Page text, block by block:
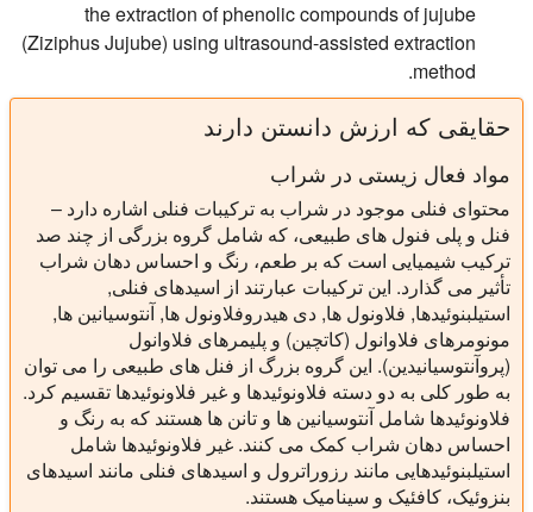
the extraction of phenolic compounds of jujube
(Ziziphus Jujube) using ultrasound-assisted extraction
method.
حقایقی که ارزش دانستن دارند
مواد فعال زیستی در شراب
محتوای فنلی موجود در شراب به ترکیبات فنلی اشاره دارد –
فنل و پلی فنول های طبیعی، که شامل گروه بزرگی از چند صد
ترکیب شیمیایی است که بر طعم، رنگ و احساس دهان شراب
تأثیر می گذارد. این ترکیبات عبارتند از اسیدهای فنلی,
استیلبنوئیدها, فلاونول ها, دی هیدروفلاونول ها, آنتوسیانین ها,
مونومرهای فلاوانول (کاتچین) و پلیمرهای فلاوانول
(پروآنتوسیانیدین). این گروه بزرگ از فنل های طبیعی را می توان
به طور کلی به دو دسته فلاونوئیدها و غیر فلاونوئیدها تقسیم کرد.
فلاونوئیدها شامل آنتوسیانین ها و تانن ها هستند که به رنگ و
احساس دهان شراب کمک می کنند. غیر فلاونوئیدها شامل
استیلبنوئیدهایی مانند رزوراترول و اسیدهای فنلی مانند اسیدهای
بنزوئیک، کافئیک و سینامیک هستند.